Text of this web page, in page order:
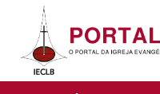
Ir para o conteúdo principal